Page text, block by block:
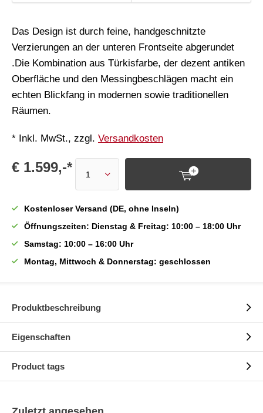
Das Design ist durch feine, handgeschnitzte
Verzierungen an der unteren Frontseite abgerundet
.Die Kombination aus Türkisfarbe, der dezent antiken
Oberfläche und den Messingbeschlägen macht ein
echten Blickfang in modernen sowie traditionellen
Räumen.
* Inkl. MwSt., zzgl. Versandkosten
€ 1.599,-*
Kostenloser Versand (DE, ohne Inseln)
Öffnungszeiten: Dienstag & Freitag: 10:00 – 18:00 Uhr
Samstag: 10:00 – 16:00 Uhr
Montag, Mittwoch & Donnerstag: geschlossen
Produktbeschreibung
Eigenschaften
Product tags